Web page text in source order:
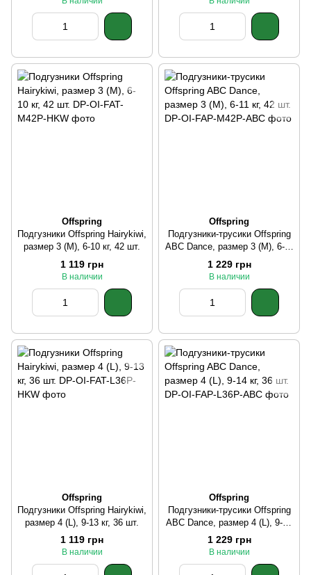
Offspring
Подгузники Offspring Hairykiwi,
размер 3 (M), 6-10 кг, 42 шт.
1 119 грн
В наличии
Offspring
Подгузники-трусики Offspring
ABC Dance, размер 3 (M), 6-11
кг, 42 шт.
1 229 грн
В наличии
Offspring
Подгузники Offspring Hairykiwi,
размер 4 (L), 9-13 кг, 36 шт.
1 119 грн
В наличии
Offspring
Подгузники-трусики Offspring
ABC Dance, размер 4 (L), 9-14
кг, 36 шт.
1 229 грн
В наличии